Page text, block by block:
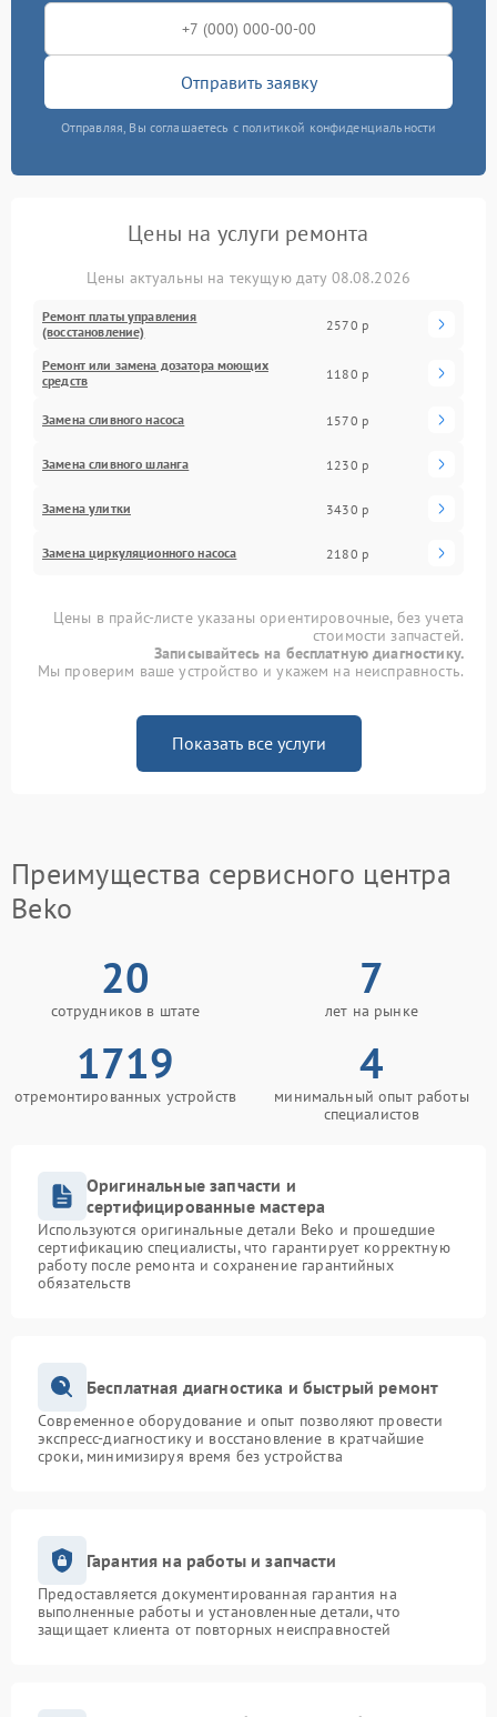
Отправить заявку
Отправляя, Вы соглашаетесь с политикой конфиденциальности
Цены на услуги ремонта
Цены актуальны на текущую дату 08.08.2026
Ремонт платы управления
(восстановление)
2570 р
Ремонт или замена дозатора моющих
средств
1180 р
Замена сливного насоса 1570 р
Замена сливного шланга 1230 р
Замена улитки 3430 р
Замена циркуляционного насоса 2180 р
Цены в прайс-листе указаны ориентировочные, без учета
стоимости запчастей.
Записывайтесь на бесплатную диагностику.
Мы проверим ваше устройство и укажем на неисправность.
Показать все услуги
Преимущества сервисного центра
Beko
20
сотрудников в штате
7
лет на рынке
1719
отремонтированных устройств
4
минимальный опыт работы
специалистов
Оригинальные запчасти и
сертифицированные мастера
Используются оригинальные детали Beko и прошедшие
сертификацию специалисты, что гарантирует корректную
работу после ремонта и сохранение гарантийных
обязательств
Бесплатная диагностика и быстрый ремонт
Современное оборудование и опыт позволяют провести
экспресс-диагностику и восстановление в кратчайшие
сроки, минимизируя время без устройства
Гарантия на работы и запчасти
Предоставляется документированная гарантия на
выполненные работы и установленные детали, что
защищает клиента от повторных неисправностей